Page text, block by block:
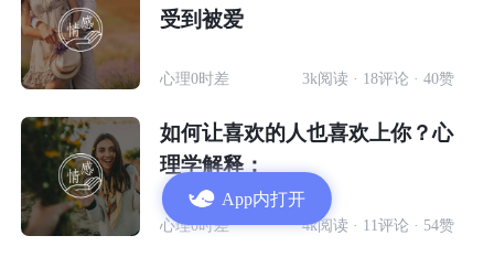
受到被爱
心理0时差 3k阅读 · 18评论 · 40赞
如何让喜欢的人也喜欢上你？心
理学解释：
心理0时差 4k阅读 · 11评论 · 54赞
App内打开